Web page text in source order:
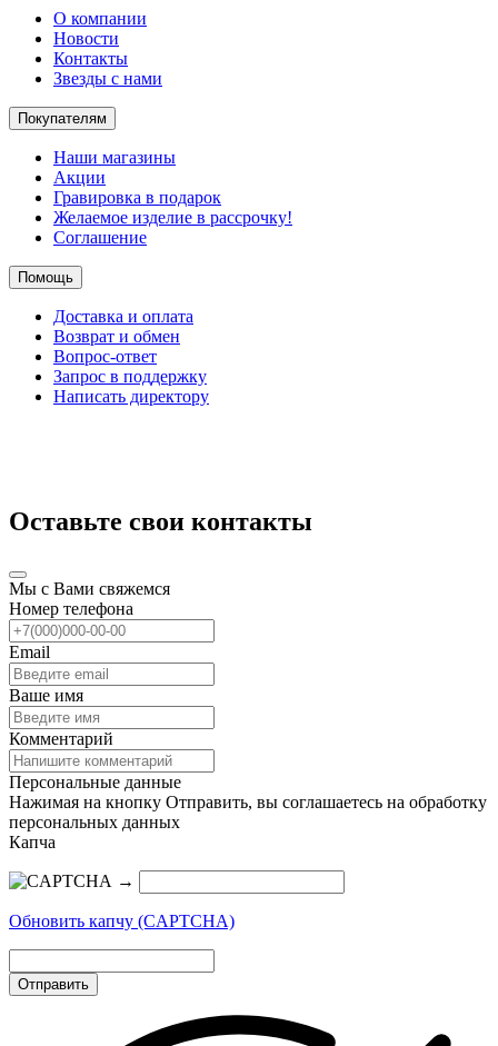
О компании
Новости
Контакты
Звезды с нами
Покупателям
Наши магазины
Акции
Гравировка в подарок
Желаемое изделие в рассрочку!
Соглашение
Помощь
Доставка и оплата
Возврат и обмен
Вопрос-ответ
Запрос в поддержку
Написать директору
Оставьте свои контакты
Мы с Вами свяжемся
Номер телефона
Email
Ваше имя
Комментарий
Персональные данные
Нажимая на кнопку Отправить, вы соглашаетесь на обработку
персональных данных
Капча
→
Обновить капчу (CAPTCHA)
Отправить